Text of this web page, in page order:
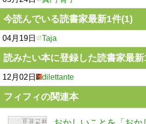
今読んでいる読書家最新1件(1)
04月19日 Taja
読みたい本に登録した読書家最
12月02日 dilettante
フィフィの関連本